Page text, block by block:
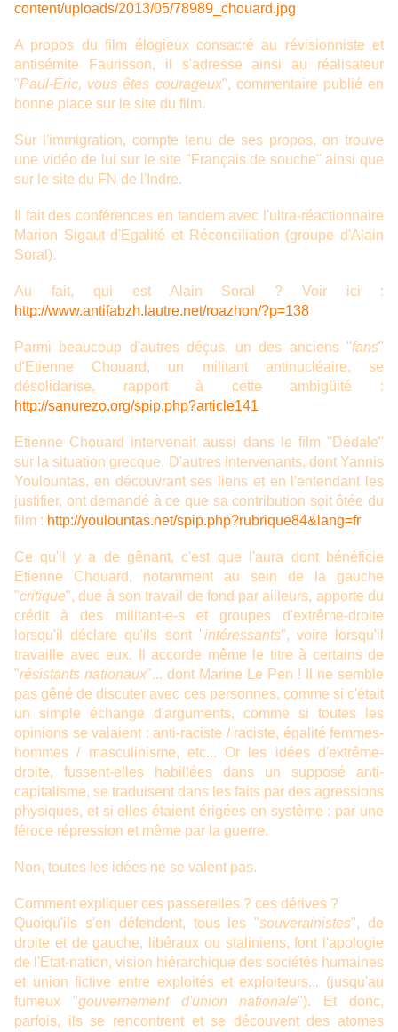
content/uploads/2013/05/78989_chouard.jpg
A propos du film élogieux consacré au révisionniste et
antisémite Faurisson, il s'adresse ainsi au réalisateur
"Paul-Éric, vous êtes courageux", commentaire publié en
bonne place sur le site du film.
Sur l'immigration, compte tenu de ses propos, on trouve
une vidéo de lui sur le site "Français de souche" ainsi que
sur le site du FN de l'Indre.
Il fait des conférences en tandem avec l'ultra-réactionnaire
Marion Sigaut d'Egalité et Réconciliation (groupe d'Alain
Soral).
Au fait, qui est Alain Soral ? Voir ici :
http://www.antifabzh.lautre.net/roazhon/?p=138
Parmi beaucoup d'autres déçus, un des anciens "fans"
d'Etienne Chouard, un militant antinucléaire, se
désolidarise, rapport à cette ambigüité :
http://sanurezo.org/spip.php?article141
Etienne Chouard intervenait aussi dans le film "Dédale"
sur la situation grecque. D'autres intervenants, dont Yannis
Youlountas, en découvrant ses liens et en l'entendant les
justifier, ont demandé à ce que sa contribution soit ôtée du
film : http://youlountas.net/spip.php?rubrique84&lang=fr
Ce qu'il y a de gênant, c'est que l'aura dont bénéficie
Etienne Chouard, notamment au sein de la gauche
"critique", due à son travail de fond par ailleurs, apporte du
crédit à des militant-e-s et groupes d'extrême-droite
lorsqu'il déclare qu'ils sont "intéressants", voire lorsqu'il
travaille avec eux. Il accorde même le titre à certains de
"résistants nationaux"... dont Marine Le Pen ! Il ne semble
pas gêné de discuter avec ces personnes, comme si c'était
un simple échange d'arguments, comme si toutes les
opinions se valaient : anti-raciste / raciste, égalité femmes-
hommes / masculinisme, etc... Or les idées d'extrême-
droite, fussent-elles habillées dans un supposé anti-
capitalisme, se traduisent dans les faits par des agressions
physiques, et si elles étaient érigées en système : par une
féroce répression et même par la guerre.
Non, toutes les idées ne se valent pas.
Comment expliquer ces passerelles ? ces dérives ?
Quoiqu'ils s'en défendent, tous les "souverainistes", de
droite et de gauche, libéraux ou staliniens, font l'apologie
de l'Etat-nation, vision hiérarchique des sociétés humaines
et union fictive entre exploités et exploiteurs... (jusqu'au
fumeux "gouvernement d'union nationale"). Et donc,
parfois, ils se rencontrent et se découvent des atomes